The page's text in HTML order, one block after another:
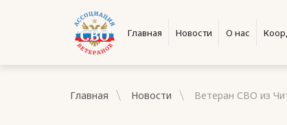
Главная Новости О нас
Главная Новости Ветеран СВО из